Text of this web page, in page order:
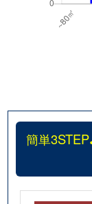
簡単